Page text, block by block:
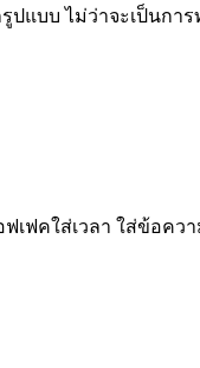
แบบ ไม่ว่าจะเป็นกา
ฟเฟคใส่เวลา ใส่ข้